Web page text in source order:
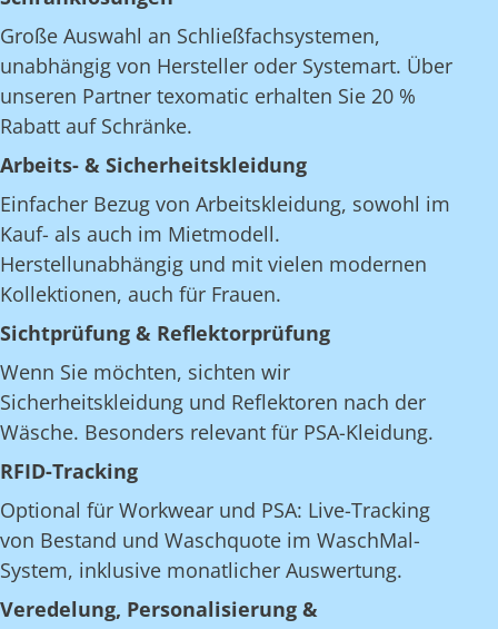
Große Auswahl an Schließfachsystemen,
unabhängig von Hersteller oder Systemart. Über
unseren Partner texomatic erhalten Sie 20 %
Rabatt auf Schränke.
Arbeits- & Sicherheitskleidung
Einfacher Bezug von Arbeitskleidung, sowohl im
Kauf- als auch im Mietmodell.
Herstellunabhängig und mit vielen modernen
Kollektionen, auch für Frauen.
Sichtprüfung & Reflektorprüfung
Wenn Sie möchten, sichten wir
Sicherheitskleidung und Reflektoren nach der
Wäsche. Besonders relevant für PSA-Kleidung.
RFID-Tracking
Optional für Workwear und PSA: Live-Tracking
von Bestand und Waschquote im WaschMal-
System, inklusive monatlicher Auswertung.
Veredelung, Personalisierung &